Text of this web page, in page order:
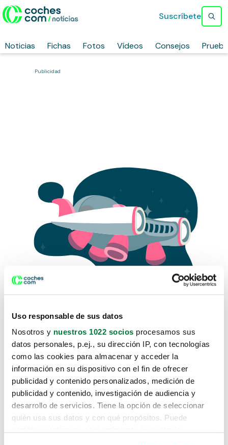
Uso responsable de sus datos
Nosotros y nuestros 1022 socios procesamos sus
datos personales, p.ej., su dirección IP, con tecnologías
como las cookies para almacenar y acceder la
información en su dispositivo con el fin de ofrecer
publicidad y contenido personalizados, medición de
publicidad y contenido, investigación de audiencia y
desarrollo de servicios. Tiene la opción de seleccionar
quién usa sus datos y con qué propósitos. Puede
Noticias Fichas Fotos Vídeos Consejos
Suscríbete
Publicidad
Lo sentimos, no sabemos como
te hemos traido hasta aquí.
Pero puedes encontrar el coche que estás
buscando en alguno de estos enlaces: